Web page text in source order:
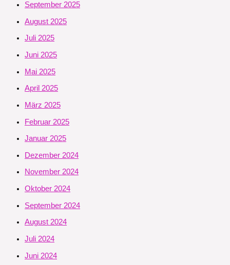
September 2025
August 2025
Juli 2025
Juni 2025
Mai 2025
April 2025
März 2025
Februar 2025
Januar 2025
Dezember 2024
November 2024
Oktober 2024
September 2024
August 2024
Juli 2024
Juni 2024